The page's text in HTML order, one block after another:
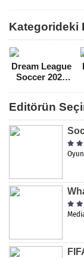
[v1.4.8]
Kategorideki
Dream League
Soccer 2021
[v8.31]
Editörün
Oyun